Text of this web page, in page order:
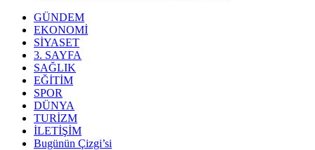
GÜNDEM
EKONOMİ
SİYASET
3. SAYFA
SAĞLIK
EĞİTİM
SPOR
DÜNYA
TURİZM
İLETİŞİM
Bugünün Çizgi’si